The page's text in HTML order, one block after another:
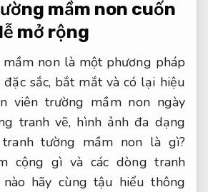
mầm non cuốn
mở rộng
non là một phương pháp
sắc, bắt mắt và có lại hiệu
viên trường mầm non ngày
tranh vẽ, hình ảnh đa dạng
tường mầm non là gì?
cộng gì và các dòng tranh
hãy cùng tậu hiểu thông